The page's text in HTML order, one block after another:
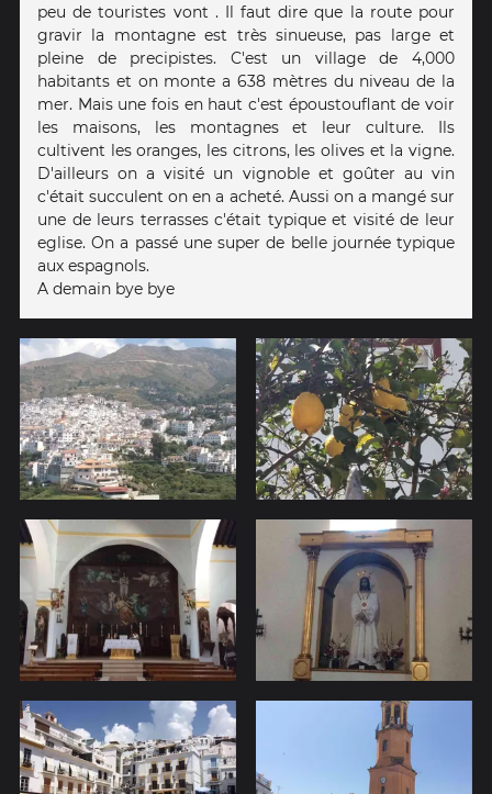
peu de touristes vont . Il faut dire que la route pour
gravir la montagne est très sinueuse, pas large et
pleine de precipistes. C'est un village de 4,000
habitants et on monte a 638 mètres du niveau de la
mer. Mais une fois en haut c'est époustouflant de voir
les maisons, les montagnes et leur culture. Ils
cultivent les oranges, les citrons, les olives et la vigne.
D'ailleurs on a visité un vignoble et goûter au vin
c'était succulent on en a acheté. Aussi on a mangé sur
une de leurs terrasses c'était typique et visité de leur
eglise. On a passé une super de belle journée typique
aux espagnols.
A demain bye bye